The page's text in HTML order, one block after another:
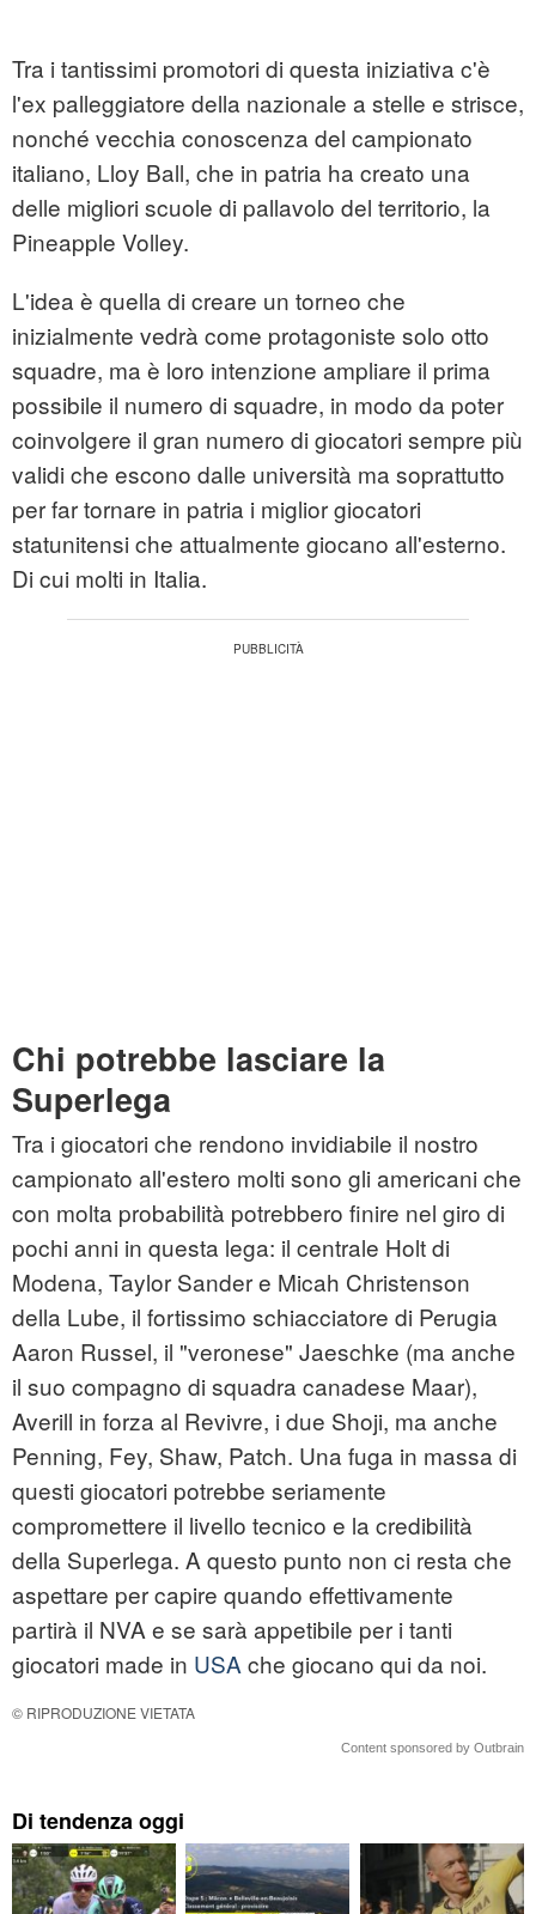
Tra i tantissimi promotori di questa iniziativa c'è
l'ex palleggiatore della nazionale a stelle e strisce,
nonché vecchia conoscenza del campionato
italiano, Lloy Ball, che in patria ha creato una
delle migliori scuole di pallavolo del territorio, la
Pineapple Volley.
L'idea è quella di creare un torneo che
inizialmente vedrà come protagoniste solo otto
squadre, ma è loro intenzione ampliare il prima
possibile il numero di squadre, in modo da poter
coinvolgere il gran numero di giocatori sempre più
validi che escono dalle università ma soprattutto
per far tornare in patria i miglior giocatori
statunitensi che attualmente giocano all'esterno.
Di cui molti in Italia.
Chi potrebbe lasciare la
Superlega
Tra i giocatori che rendono invidiabile il nostro
campionato all'estero molti sono gli americani che
con molta probabilità potrebbero finire nel giro di
pochi anni in questa lega: il centrale Holt di
Modena, Taylor Sander e Micah Christenson
della Lube, il fortissimo schiacciatore di Perugia
Aaron Russel, il "veronese" Jaeschke (ma anche
il suo compagno di squadra canadese Maar),
Averill in forza al Revivre, i due Shoji, ma anche
Penning, Fey, Shaw, Patch. Una fuga in massa di
questi giocatori potrebbe seriamente
compromettere il livello tecnico e la credibilità
della Superlega. A questo punto non ci resta che
aspettare per capire quando effettivamente
partirà il NVA e se sarà appetibile per i tanti
giocatori made in USA che giocano qui da noi.
© RIPRODUZIONE VIETATA
Content sponsored by Outbrain
Di tendenza oggi